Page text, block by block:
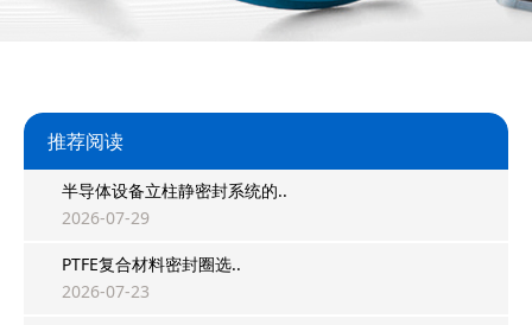
推荐阅读
半导体设备立柱静密封系统的..
2026-07-29
PTFE复合材料密封圈选..
2026-07-23